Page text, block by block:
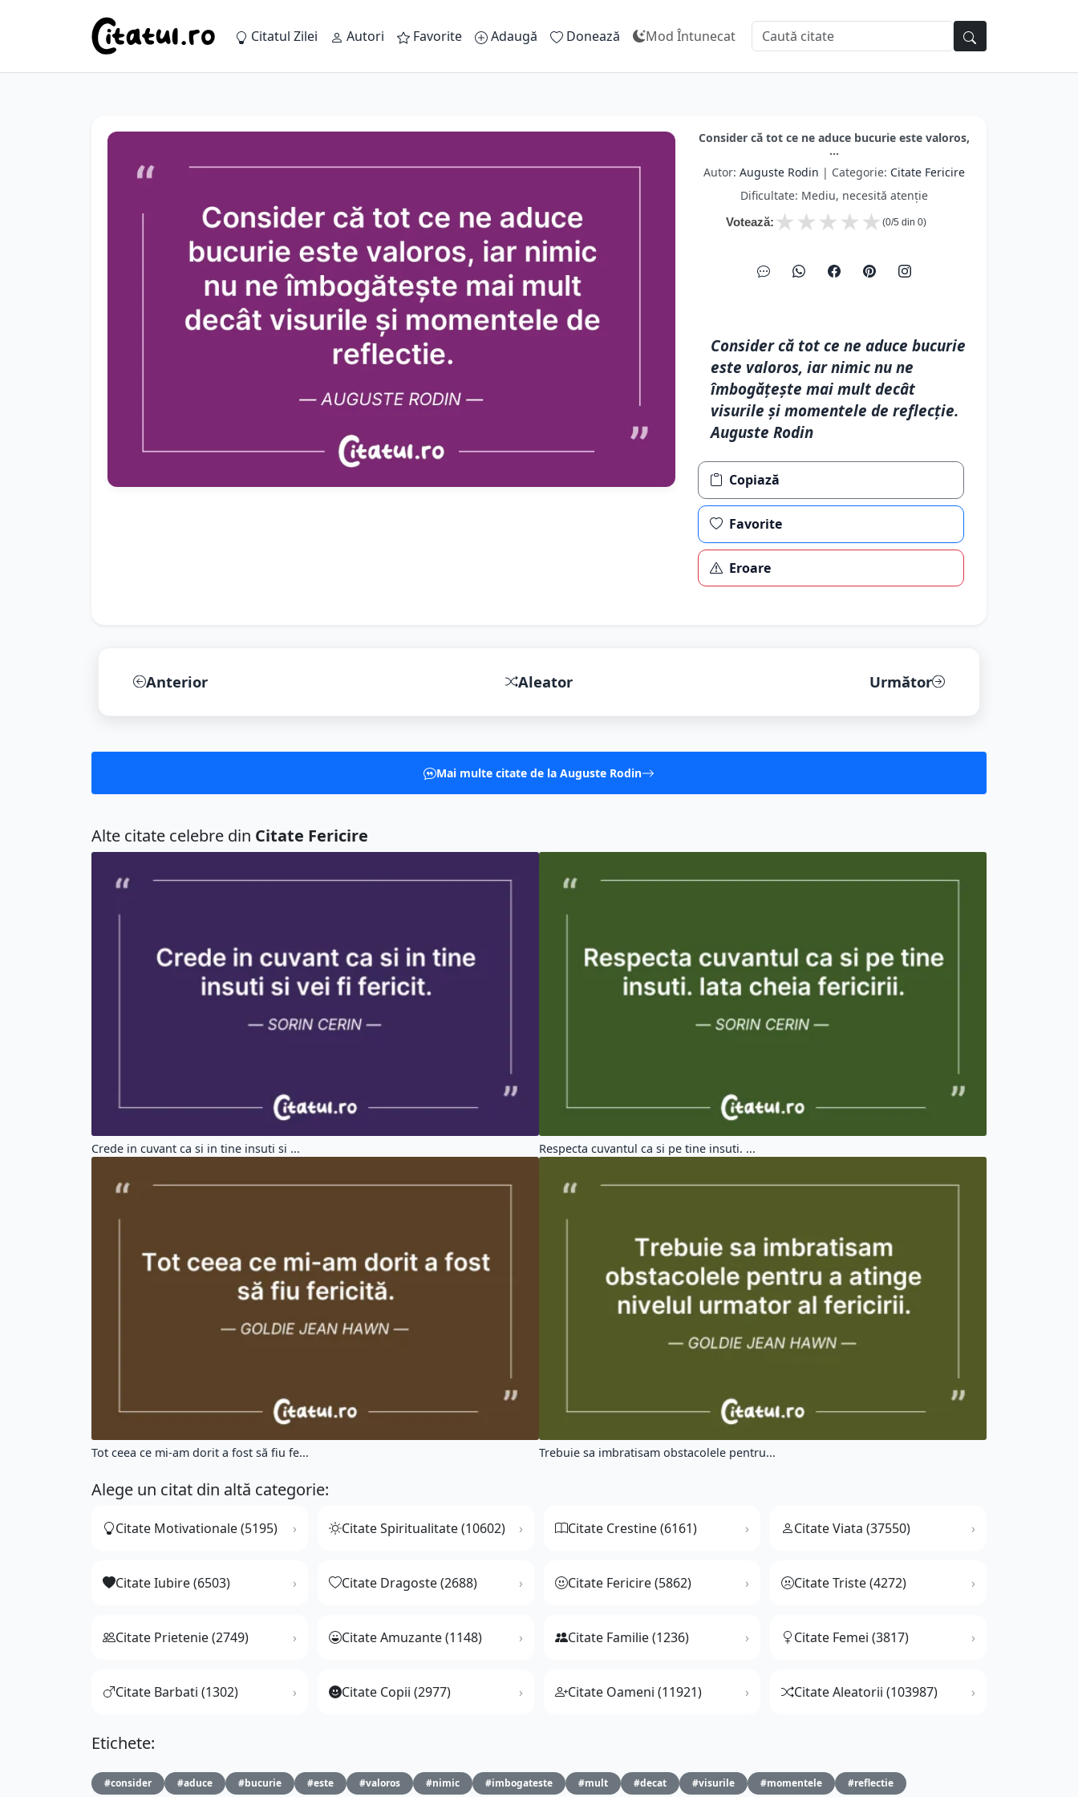
Citatul Zilei Autori Favorite Adaugă Donează Mod Întunecat
Consider că tot ce ne aduce bucurie este valoros,
...
Autor: Auguste Rodin | Categorie: Citate Fericire
Dificultate: Mediu, necesită atenție
Votează: ★
★
★
★
★ (0/5 din 0)
Consider că tot ce ne aduce bucurie
este valoros, iar nimic nu ne
îmbogățește mai mult decât
visurile și momentele de reflecție.
Auguste Rodin
Copiază
Favorite
Eroare
Anterior Aleator Următor
Mai multe citate de la Auguste Rodin
Alte citate celebre din Citate Fericire
Crede in cuvant ca si in tine insuti si ... Respecta cuvantul ca si pe tine insuti. ...
Tot ceea ce mi-am dorit a fost să fiu fe... Trebuie sa imbratisam obstacolele pentru...
Alege un citat din altă categorie:
Citate Motivationale (5195) Citate Spiritualitate (10602) Citate Crestine (6161) Citate Viata (37550)
Citate Iubire (6503) Citate Dragoste (2688) Citate Fericire (5862) Citate Triste (4272)
Citate Prietenie (2749) Citate Amuzante (1148) Citate Familie (1236) Citate Femei (3817)
Citate Barbati (1302) Citate Copii (2977) Citate Oameni (11921) Citate Aleatorii (103987)
Etichete:
#consider #aduce #bucurie #este #valoros #nimic #imbogateste #mult #decat #visurile #momentele #reflectie